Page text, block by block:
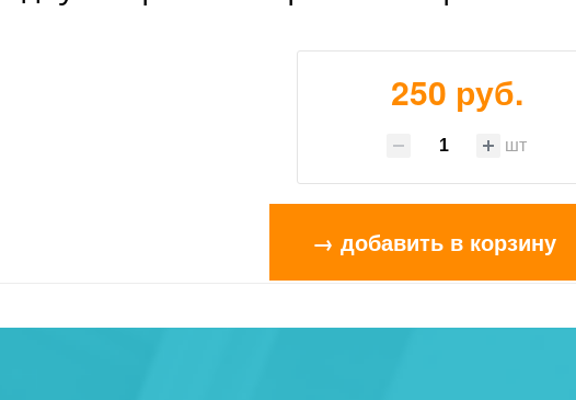
250 руб.
шт
→ добавить в корзину